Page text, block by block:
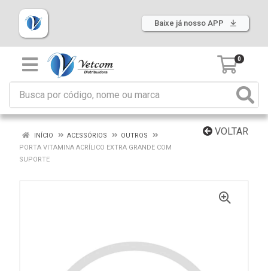
Baixe já nosso APP
0
VOLTAR
INÍCIO ACESSÓRIOS
OUTROS
PORTA VITAMINA ACRÍLICO EXTRA GRANDE COM
SUPORTE